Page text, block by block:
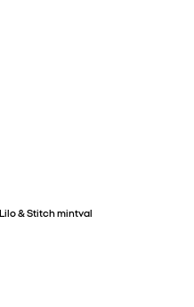
& Stitch mintval